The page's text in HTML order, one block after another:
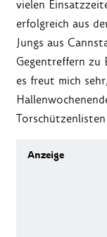
vielen
erfolgreich aus
Jungs aus
Gegentreffern zu
es freut mich
Torschützenlisten